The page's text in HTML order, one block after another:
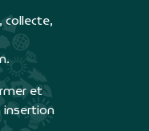
et
insertion